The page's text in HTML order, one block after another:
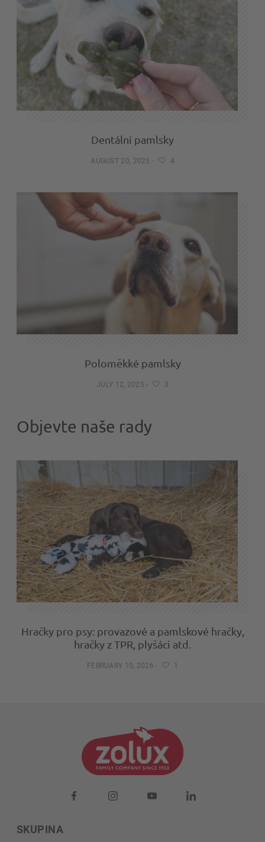
Dentální pamlsky
AUGUST 20, 2025 - 4
Poloměkké pamlsky
JULY 12, 2025 - 3
Objevte naše rady
Hračky pro psy: provazové a pamlskové hračky,
hračky z TPR, plyšáci atd.
FEBRUARY 10, 2026 - 1
SKUPINA